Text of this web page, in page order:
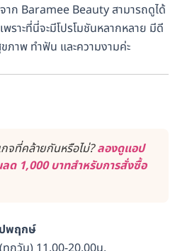
าก Baramee Beauty สามารถดูได้
พราะที่นี่จะมีโปรโมชันหลากหลาย มีดี
าพ ทำฟัน และความงามค่ะ
จที่คล้ายกันหรือไม่?ลองดูแอป
1,000 บาทสำหรับการสั่งซื้อ
พฤกษ์